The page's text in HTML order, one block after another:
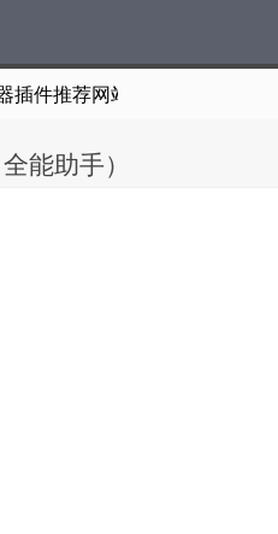
插件推荐网站，非Google
能助手）